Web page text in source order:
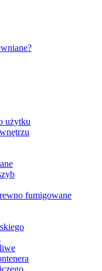
użytku
fumigowane